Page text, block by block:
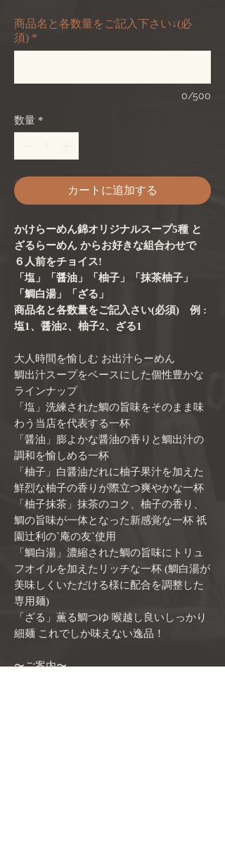
価
格
ル
価
商品名と各数量をご記入下さい↓(必
須) *
0/500
数量 *
カートに追加する
かけらーめん錦オリジナルスープ5種 と
ざるらーめん からお好きな組合わせで
６人前をチョイス!
「塩」「醤油」「柚子」「抹茶柚子」
「鯛白湯」「ざる」
商品名と各数量をご記入さい(必須) 例 :
塩1、醤油2、柚子2、ざる1
大人時間を愉しむ お出汁らーめん
鯛出汁スープをベースにした個性豊かな
ラインナップ
「塩」洗練された鯛の旨味をそのまま味
わう当店を代表する一杯
「醤油」膨よかな醤油の香りと鯛出汁の
調和を愉しめる一杯
「柚子」白醤油だれに柚子果汁を加えた
鮮烈な柚子の香りが際立つ爽やかな一杯
「柚子抹茶」抹茶のコク、柚子の香り、
鯛の旨味が一体となった新感覚な一杯 祇
園辻利の`庵の友`使用
「鯛白湯」濃縮された鯛の旨味にトリュ
フオイルを加えたリッチな一杯 (鯛白湯が
美味しくいただける様に配合を調整した
専用麺)
「ざる」薫る鯛つゆ 喉越し良いしっかり
細麺 これでしか味えない逸品！
〜ご案内〜